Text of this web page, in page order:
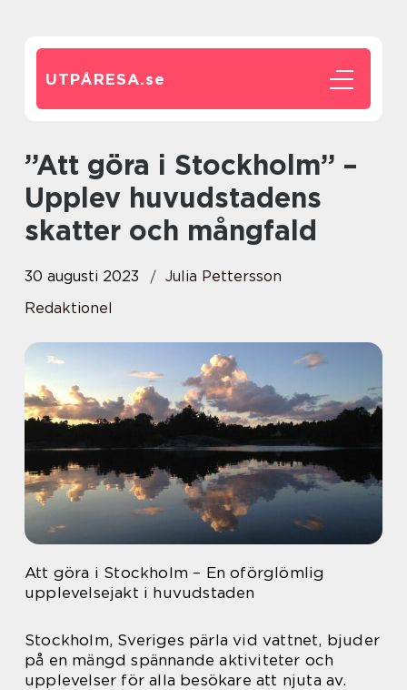
UTPÅRESA.se
”Att göra i Stockholm” –
Upplev huvudstadens
skatter och mångfald
30 augusti 2023
Julia Pettersson
Redaktionel
Att göra i Stockholm – En oförglömlig
upplevelsejakt i huvudstaden
Stockholm, Sveriges pärla vid vattnet, bjuder
på en mängd spännande aktiviteter och
upplevelser för alla besökare att njuta av.